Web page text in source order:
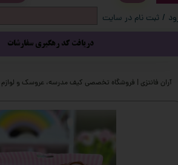
/ ثبت نام در سایت
خروج از حساب کاربری
دریافت کد رهگیری سفارشات
آران فانتزی | فروشگاه تخصصی کیف مدرسه، عروسک و لوازم